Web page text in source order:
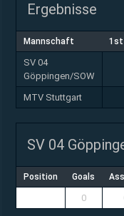
Ergebnisse
Mannschaft 1st
SV 04
Göppingen/SOW
MTV Stuttgart
SV 04
Position Goals
0